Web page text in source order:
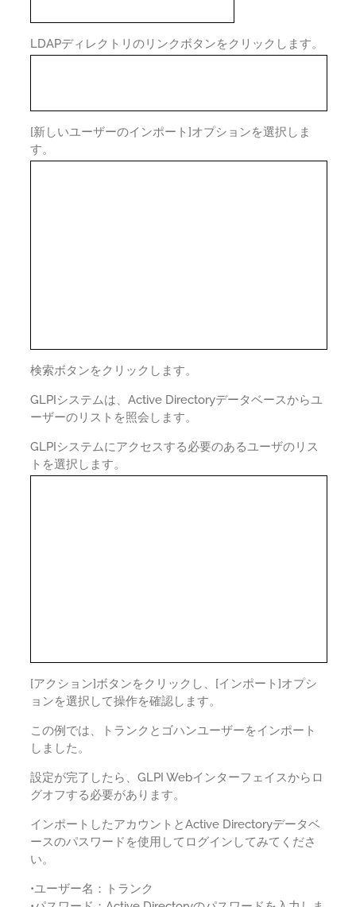
LDAPディレクトリのリンクボタンをクリックします。
[新しいユーザーのインポート]オプションを選択しま
す。
検索ボタンをクリックします。
GLPIシステムは、Active Directoryデータベースからユ
ーザーのリストを照会します。
GLPIシステムにアクセスする必要のあるユーザのリス
トを選択します。
[アクション]ボタンをクリックし、[インポート]オプシ
ョンを選択して操作を確認します。
この例では、トランクとゴハンユーザーをインポート
しました。
設定が完了したら、GLPI Webインターフェイスからロ
グオフする必要があります。
インポートしたアカウントとActive Directoryデータベ
ースのパスワードを使用してログインしてみてくださ
い。
•ユーザー名：トランク